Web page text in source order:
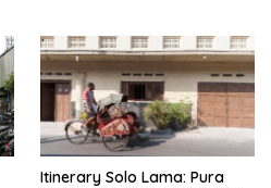
Itinerary Solo Lama: Pura